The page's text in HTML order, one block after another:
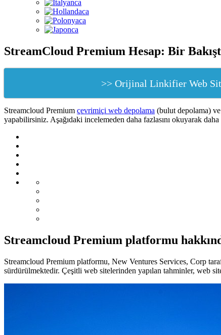
StreamCloud Premium Hesap: Bir
>> Orijinal Linkifier Web
Streamcloud Premium çevrimiçi web depolama (bulut depolama)
yapabilirsiniz. Aşağıdaki incelemeden daha fazlasını okuyarak
Streamcloud Premium platformu
Streamcloud Premium platformu, New Ventures Services, Corp
sürdürülmektedir. Çeşitli web sitelerinden yapılan tahminler, web